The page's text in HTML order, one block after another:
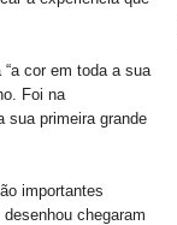
cor em toda a sua
Foi na
sua primeira grande
importantes
chegaram